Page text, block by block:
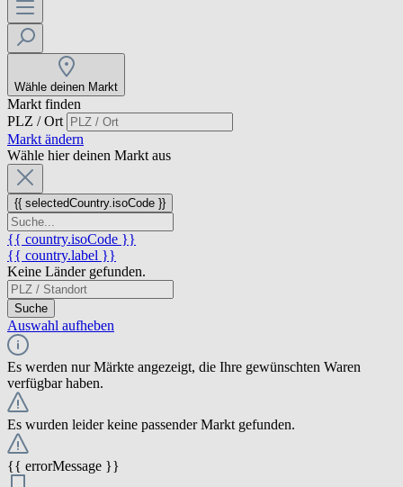
Wähle deinen Markt
Markt finden
PLZ / Ort
Markt ändern
Wähle hier deinen Markt aus
{{ selectedCountry.isoCode }}
{{ country.isoCode }}
{{ country.label }}
Keine Länder gefunden.
Suche
Auswahl aufheben
Es werden nur Märkte angezeigt, die Ihre gewünschten Waren
verfügbar haben.
Es wurden leider keine passender Markt gefunden.
{{ errorMessage }}